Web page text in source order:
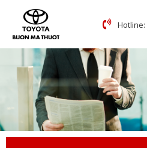
Hotline: